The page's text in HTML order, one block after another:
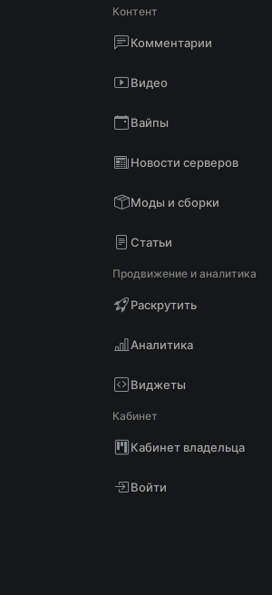
Контент
Комментарии
Видео
Вайпы
Новости серверов
Моды и сборки
Статьи
Продвижение и аналитика
Раскрутить
Аналитика
Виджеты
Кабинет
Кабинет владельца
Войти